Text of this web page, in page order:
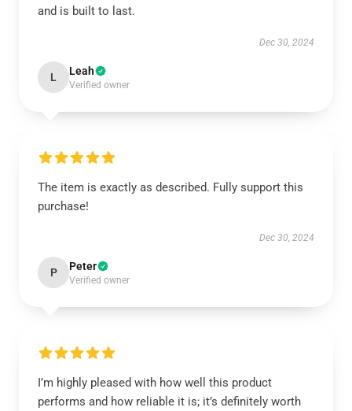
and is built to last.
Dec 30, 2024
L Leah
Verified owner
The item is exactly as described. Fully support this
purchase!
Dec 30, 2024
P Peter
Verified owner
I’m highly pleased with how well this product
performs and how reliable it is; it’s definitely worth